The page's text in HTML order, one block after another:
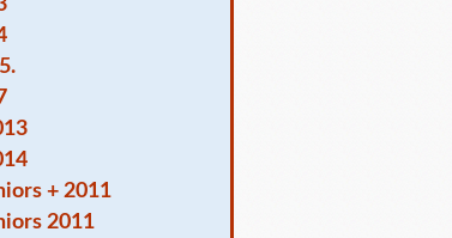
+ 2011
2011